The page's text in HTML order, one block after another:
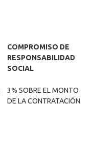
COMPROMISO DE
RESPONSABILIDAD
SOCIAL
3% SOBRE EL MONTO
DE LA CONTRATACIÓN